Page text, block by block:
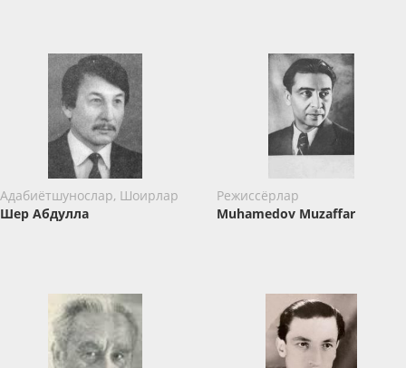
Адабиётшунослар, Шоирлар
Шер Абдулла
Режиссёрлар
Muhamedov Muzaffar